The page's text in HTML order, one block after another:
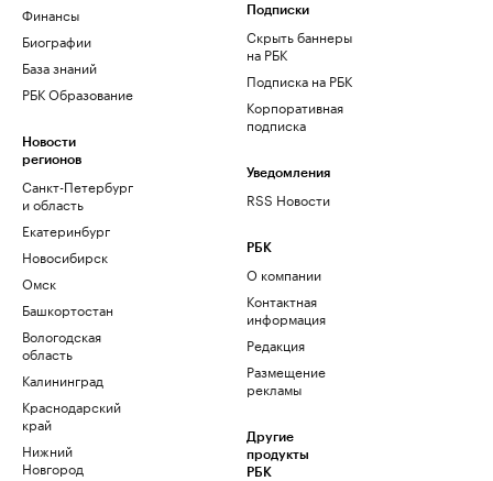
Финансы
Биографии
База знаний
РБК Образование
Новости
регионов
Санкт-Петербург
и область
Екатеринбург
Новосибирск
Омск
Башкортостан
Вологодская
область
Калининград
Краснодарский
край
Нижний
Новгород
Подписки
Скрыть баннеры
на РБК
Подписка на РБК
Корпоративная
подписка
Уведомления
RSS Новости
РБК
О компании
Контактная
информация
Редакция
Размещение
рекламы
Другие
продукты
РБК